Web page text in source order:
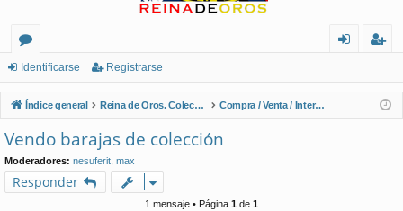
or
os
nt
ifi
ist
ra
Identificarse Registrarse
Índice general Reina de Oros. Coleccionistas de Naipes. Compra / Venta / Intercambio
Vendo barajas de colección
Moderadores: nesuferit max
Responder
1 mensaje • Página 1 de 1